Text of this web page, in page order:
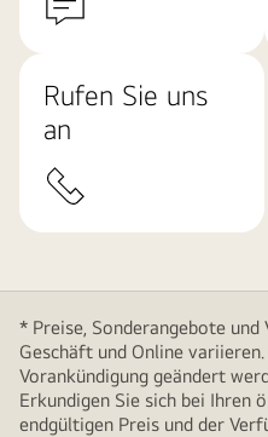
Rufen Sie uns
an
* Preise, Sonderangebote
Geschäft und Online
Vorankündigung geändert
Erkundigen Sie sich bei Ihren
endgültigen Preis und der